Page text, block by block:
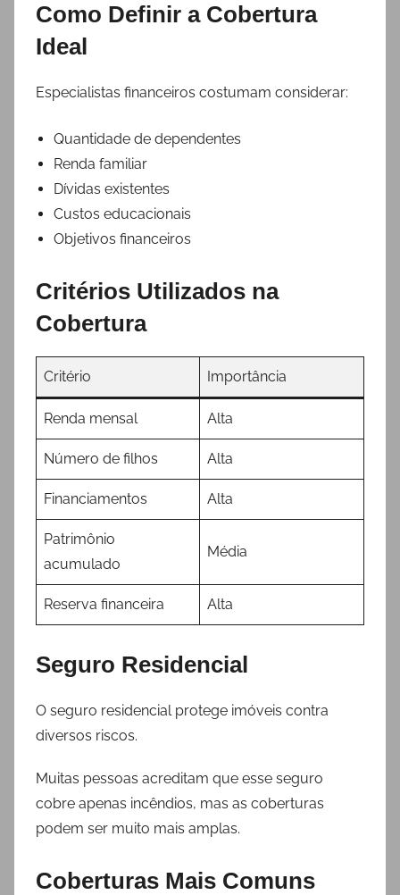
Como Definir a Cobertura
Ideal
Especialistas financeiros costumam considerar:
Quantidade de dependentes
Renda familiar
Dívidas existentes
Custos educacionais
Objetivos financeiros
Critérios Utilizados na
Cobertura
Critério Importância
Renda mensal Alta
Número de filhos Alta
Financiamentos Alta
Patrimônio
acumulado
Média
Reserva financeira Alta
Seguro Residencial
O seguro residencial protege imóveis contra
diversos riscos.
Muitas pessoas acreditam que esse seguro
cobre apenas incêndios, mas as coberturas
podem ser muito mais amplas.
Coberturas Mais Comuns